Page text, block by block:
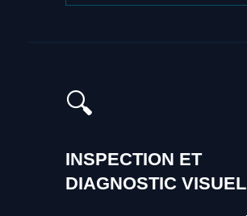
🔍
INSPECTION ET
DIAGNOSTIC VISUEL